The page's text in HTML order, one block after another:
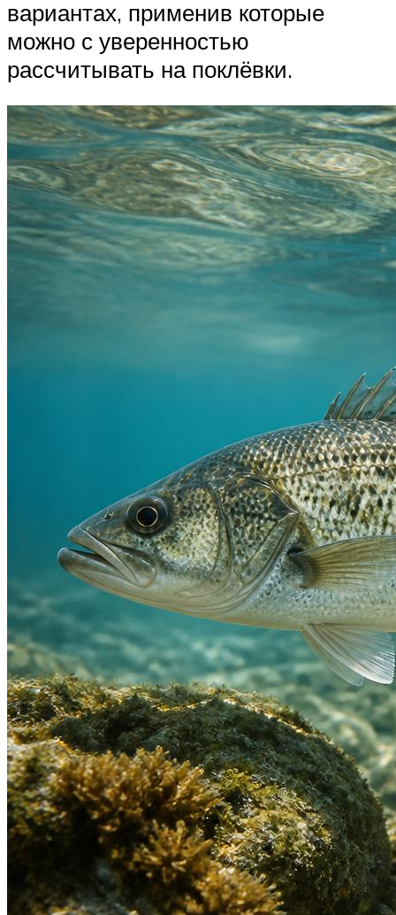
вариантах, применив которые
можно с уверенностью
рассчитывать на поклёвки.